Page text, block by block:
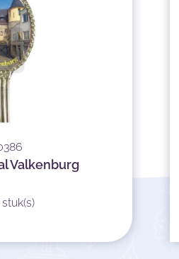
Valkenburg